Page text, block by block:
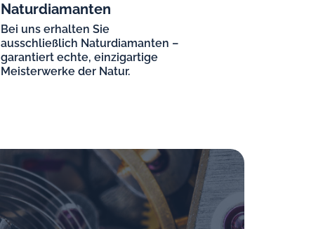
Naturdiamanten
Bei uns erhalten Sie
ausschließlich Naturdiamanten –
garantiert echte, einzigartige
Meisterwerke der Natur.